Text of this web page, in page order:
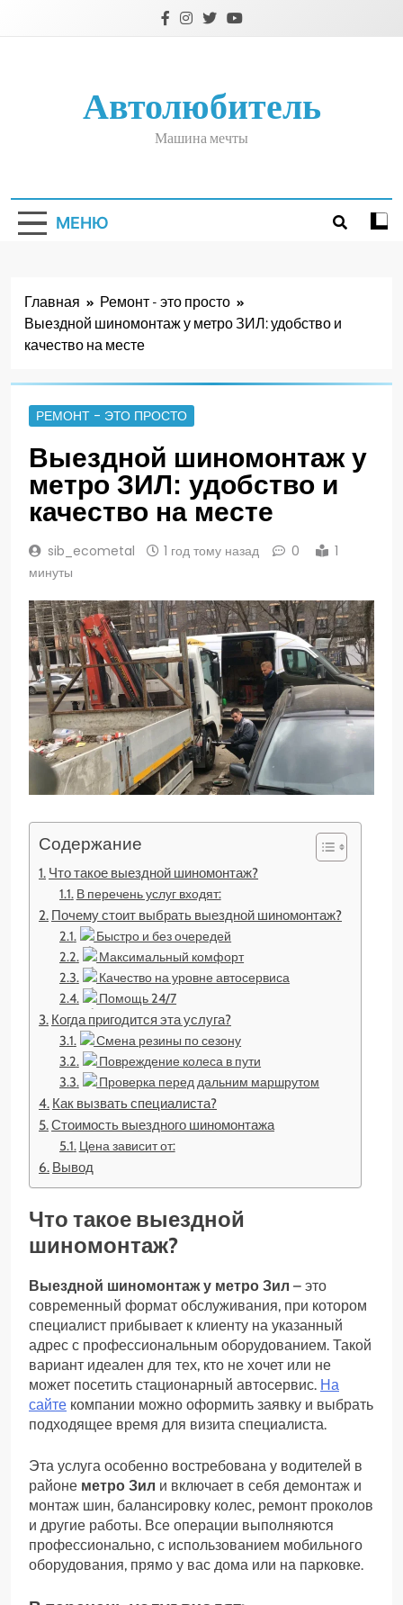
Автолюбитель
Машина мечты
МЕНЮ
Главная
Ремонт - это просто
Выездной шиномонтаж у метро ЗИЛ: удобство и
качество на месте
РЕМОНТ - ЭТО ПРОСТО
Выездной шиномонтаж у
метро ЗИЛ: удобство и
качество на месте
sib_ecometal 1 год тому назад 0
1
минуты
Содержание
Что такое выездной шиномонтаж?
В перечень услуг входят:
Почему стоит выбрать выездной шиномонтаж?
Быстро и без очередей
Максимальный комфорт
Качество на уровне автосервиса
Помощь 24/7
Когда пригодится эта услуга?
Смена резины по сезону
Повреждение колеса в пути
Проверка перед дальним маршрутом
Как вызвать специалиста?
Стоимость выездного шиномонтажа
Цена зависит от:
Вывод
Что такое выездной
шиномонтаж?
Выездной шиномонтаж у метро Зил – это
современный формат обслуживания, при котором
специалист прибывает к клиенту на указанный
адрес с профессиональным оборудованием. Такой
вариант идеален для тех, кто не хочет или не
может посетить стационарный автосервис. На
сайте компании можно оформить заявку и выбрать
подходящее время для визита специалиста.
Эта услуга особенно востребована у водителей в
районе метро Зил и включает в себя демонтаж и
монтаж шин, балансировку колес, ремонт проколов
и другие работы. Все операции выполняются
профессионально, с использованием мобильного
оборудования, прямо у вас дома или на парковке.